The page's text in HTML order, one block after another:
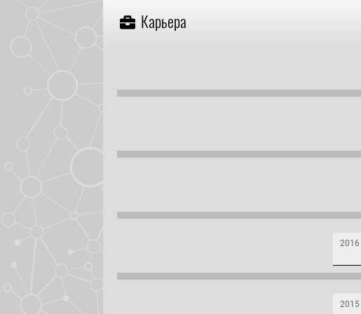
Карьера
2016
2015